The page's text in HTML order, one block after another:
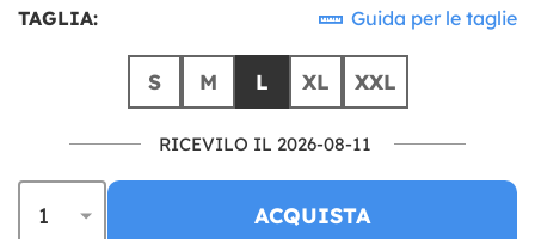
TAGLIA: Guida per le taglie
S M L XL XXL
RICEVILO IL 2026-08-11
ACQUISTA